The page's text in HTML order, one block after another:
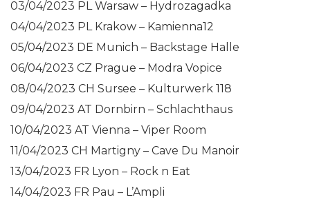
03/04/2023 PL Warsaw – Hydrozagadka
04/04/2023 PL Krakow – Kamienna12
05/04/2023 DE Munich – Backstage Halle
06/04/2023 CZ Prague – Modra Vopice
08/04/2023 CH Sursee – Kulturwerk 118
09/04/2023 AT Dornbirn – Schlachthaus
10/04/2023 AT Vienna – Viper Room
11/04/2023 CH Martigny – Cave Du Manoir
13/04/2023 FR Lyon – Rock n Eat
14/04/2023 FR Pau – L’Ampli